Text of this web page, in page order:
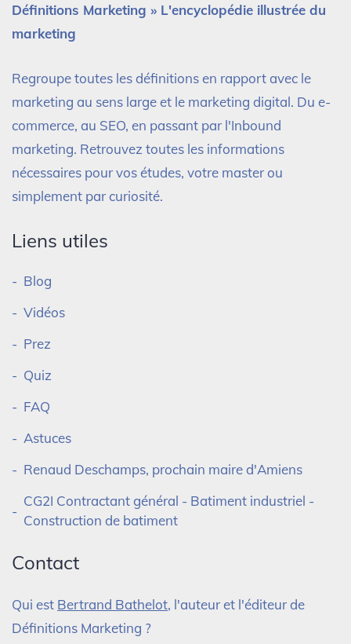
Définitions Marketing » L'encyclopédie illustrée du
marketing
Regroupe toutes les définitions en rapport avec le
marketing au sens large et le marketing digital. Du e-
commerce, au SEO, en passant par l'Inbound
marketing. Retrouvez toutes les informations
nécessaires pour vos études, votre master ou
simplement par curiosité.
Liens utiles
Blog
Vidéos
Prez
Quiz
FAQ
Astuces
Renaud Deschamps, prochain maire d'Amiens
CG2I Contractant général - Batiment industriel -
Construction de batiment
Contact
Qui est Bertrand Bathelot, l'auteur et l'éditeur de
Définitions Marketing ?